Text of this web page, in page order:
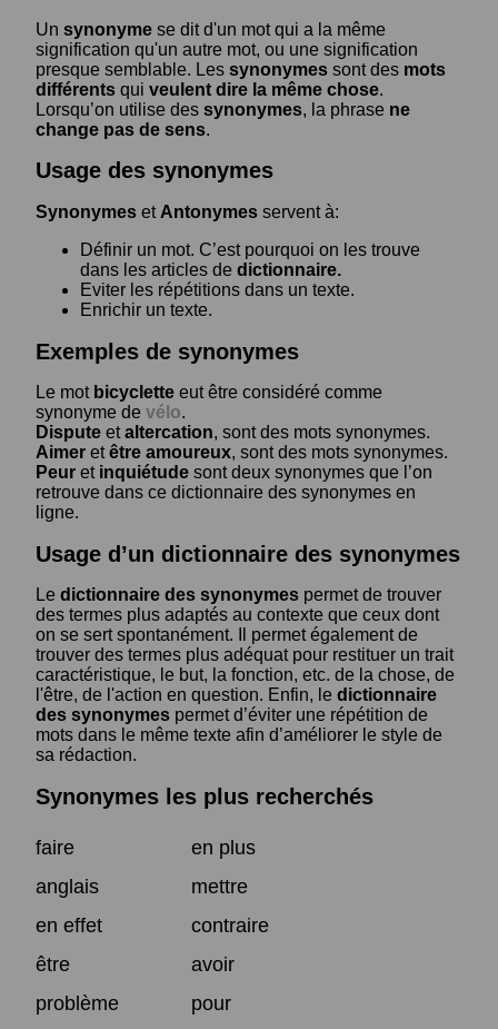
Un synonyme se dit d'un mot qui a la même
signification qu'un autre mot, ou une signification
presque semblable. Les synonymes sont des mots
différents qui veulent dire la même chose.
Lorsqu’on utilise des synonymes, la phrase ne
change pas de sens.
Usage des synonymes
Synonymes et Antonymes servent à:
Définir un mot. C’est pourquoi on les trouve
dans les articles de dictionnaire.
Eviter les répétitions dans un texte.
Enrichir un texte.
Exemples de synonymes
Le mot bicyclette eut être considéré comme
synonyme de vélo.
Dispute etaltercation, sont des mots synonymes.
Aimer etêtre amoureux, sont des mots synonymes.
Peur et inquiétude sont deux synonymes que l’on
retrouve dans ce dictionnaire des synonymes en
ligne.
Usage d’un dictionnaire des synonymes
Le dictionnaire des synonymes permet de trouver
des termes plus adaptés au contexte que ceux dont
on se sert spontanément. Il permet également de
trouver des termes plus adéquat pour restituer un trait
caractéristique, le but, la fonction, etc. de la chose, de
l'être, de l'action en question. Enfin, le dictionnaire
des synonymes permet d’éviter une répétition de
mots dans le même texte afin d’améliorer le style de
sa rédaction.
Synonymes les plus recherchés
faire
en plus
anglais
mettre
en effet
contraire
être
avoir
problème
pour